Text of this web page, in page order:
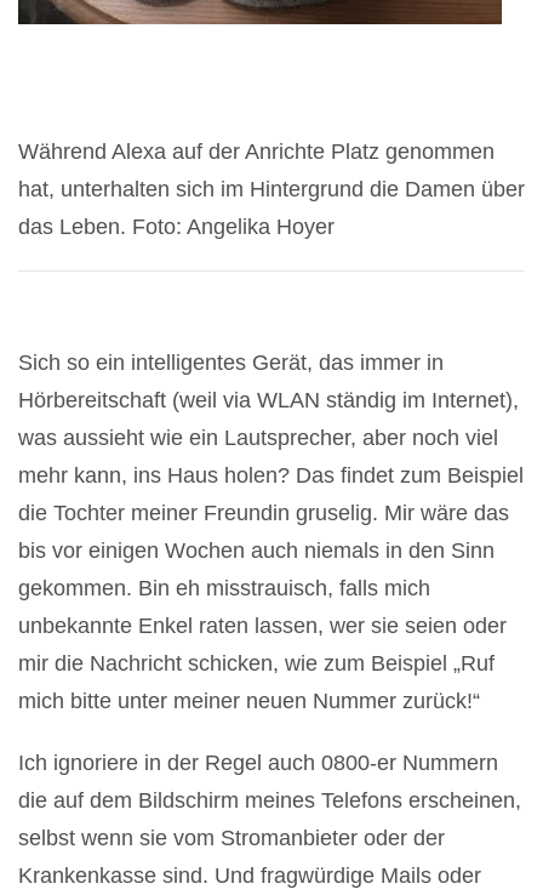
Während Alexa auf der Anrichte Platz genommen
hat, unterhalten sich im Hintergrund die Damen über
das Leben. Foto: Angelika Hoyer
Sich so ein intelligentes Gerät, das immer in
Hörbereitschaft (weil via WLAN ständig im Internet),
was aussieht wie ein Lautsprecher, aber noch viel
mehr kann, ins Haus holen? Das findet zum Beispiel
die Tochter meiner Freundin gruselig. Mir wäre das
bis vor einigen Wochen auch niemals in den Sinn
gekommen. Bin eh misstrauisch, falls mich
unbekannte Enkel raten lassen, wer sie seien oder
mir die Nachricht schicken, wie zum Beispiel „Ruf
mich bitte unter meiner neuen Nummer zurück!“
Ich ignoriere in der Regel auch 0800-er Nummern
die auf dem Bildschirm meines Telefons erscheinen,
selbst wenn sie vom Stromanbieter oder der
Krankenkasse sind. Und fragwürdige Mails oder